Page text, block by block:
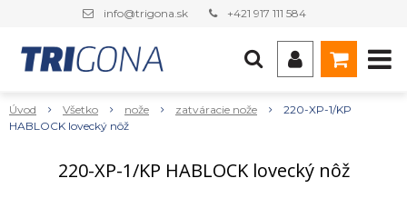
info@trigona.sk +421 917 111 584
Úvod Všetko nože zatváracie nože
220-XP-1/KP
HABLOCK lovecký nôž
220-XP-1/KP HABLOCK lovecký nôž